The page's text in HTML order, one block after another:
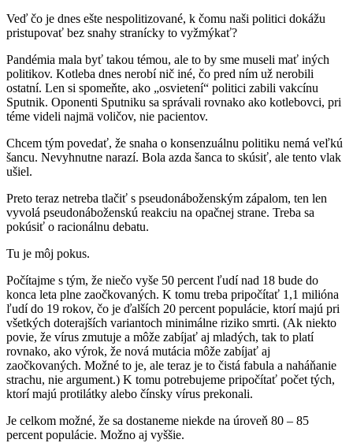
Veď čo je dnes ešte nespolitizované, k čomu naši politici dokážu
pristupovať bez snahy stranícky to vyžmýkať?
Pandémia mala byť takou témou, ale to by sme museli mať iných
politikov. Kotleba dnes nerobí nič iné, čo pred ním už nerobili
ostatní. Len si spomeňte, ako „osvietení“ politici zabili vakcínu
Sputnik. Oponenti Sputniku sa správali rovnako ako kotlebovci, pri
téme videli najmä voličov, nie pacientov.
Chcem tým povedať, že snaha o konsenzuálnu politiku nemá veľkú
šancu. Nevyhnutne narazí. Bola azda šanca to skúsiť, ale tento vlak
ušiel.
Preto teraz netreba tlačiť s pseudonáboženským zápalom, ten len
vyvolá pseudonáboženskú reakciu na opačnej strane. Treba sa
pokúsiť o racionálnu debatu.
Tu je môj pokus.
Počítajme s tým, že niečo vyše 50 percent ľudí nad 18 bude do
konca leta plne zaočkovaných. K tomu treba pripočítať 1,1 milióna
ľudí do 19 rokov, čo je ďalších 20 percent populácie, ktorí majú pri
všetkých doterajších variantoch minimálne riziko smrti. (Ak niekto
povie, že vírus zmutuje a môže zabíjať aj mladých, tak to platí
rovnako, ako výrok, že nová mutácia môže zabíjať aj
zaočkovaných. Možné to je, ale teraz je to čistá fabula a naháňanie
strachu, nie argument.) K tomu potrebujeme pripočítať počet tých,
ktorí majú protilátky alebo čínsky vírus prekonali.
Je celkom možné, že sa dostaneme niekde na úroveň 80 – 85
percent populácie. Možno aj vyššie.